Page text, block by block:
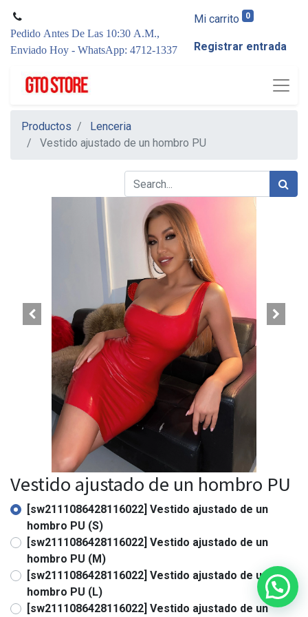
Pedido Antes De Las 10:30 A.M.,
Enviado Hoy - WhatsApp: 4712-1337
Mi carrito 0
Registrar entrada
Productos
Lenceria
Vestido ajustado de un hombro PU
Vestido ajustado de un hombro PU
[sw2111086428116022] Vestido ajustado de un
hombro PU (S)
[sw2111086428116022] Vestido ajustado de un
hombro PU (M)
[sw2111086428116022] Vestido ajustado de un
hombro PU (L)
[sw2111086428116022] Vestido ajustado de un